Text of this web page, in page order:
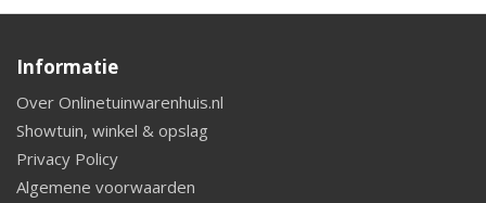
Informatie
Over Onlinetuinwarenhuis.nl
Showtuin, winkel & opslag
Privacy Policy
Algemene voorwaarden